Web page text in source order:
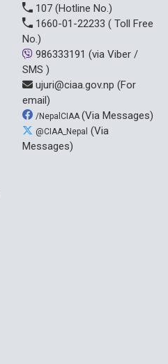
107 (Hotline No.)
1660-01-22233 ( Toll Free
No.)
986333191 (via Viber /
SMS )
ujuri@ciaa.gov.np (For
email)
/NepalCIAA (Via Messages)
@CIAA_Nepal (Via
Messages)